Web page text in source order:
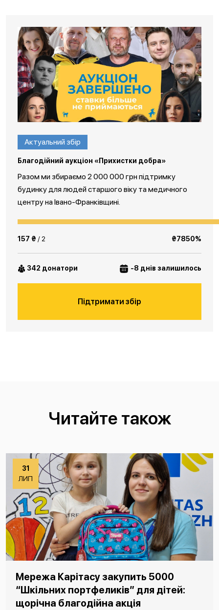
Актуальний збір
Благодійний аукціон «Прихистки добра»
Разом ми збираємо 2 000 000 грн підтримку
будинку для людей старшого віку та медичного
центру на Івано-Франківщині.
157 ₴ / 2 ₴7850%
342 донатори -8 днів залишилось
Підтримати збір
Читайте також
31
ЛИП
Мережа Карітасу закупить 5000
“Шкільних портфеликів” для дітей:
щорічна благодійна акція